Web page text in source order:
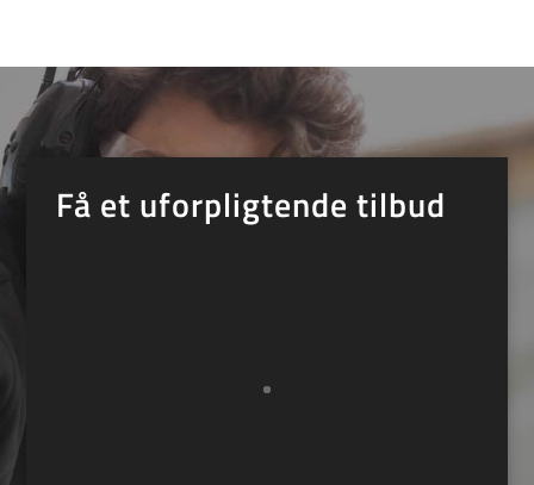
Få et uforpligtende tilbud